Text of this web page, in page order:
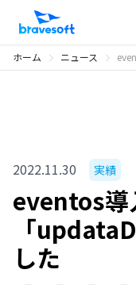
ホーム ニュース
2022.11.30 実績
eventos導
「
した